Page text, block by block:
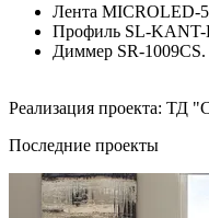
Лента MICROLED-
Профиль SL-KANT-
Диммер SR-1009CS.
Реализация проекта: ТД
Последние проекты